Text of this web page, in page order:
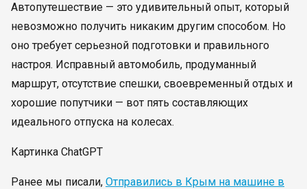
Автопутешествие — это удивительный опыт, который
невозможно получить никаким другим способом. Но
оно требует серьезной подготовки и правильного
настроя. Исправный автомобиль, продуманный
маршрут, отсутствие спешки, своевременный отдых и
хорошие попутчики — вот пять составляющих
идеального отпуска на колесах.
Картинка ChatGPT
Ранее мы писали, Отправились в Крым на машине в